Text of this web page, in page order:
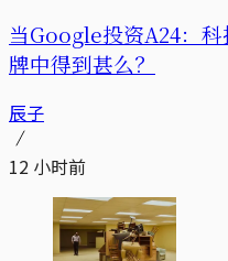
当Google投资A24：
牌中得到甚么？
辰子
12 小时前